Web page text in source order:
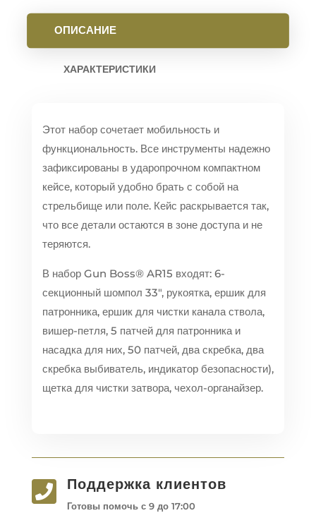
ОПИСАНИЕ
ХАРАКТЕРИСТИКИ
Этот набор сочетает мобильность и
функциональность. Все инструменты надежно
зафиксированы в ударопрочном компактном
кейсе, который удобно брать с собой на
стрельбище или поле. Кейс раскрывается так,
что все детали остаются в зоне доступа и не
теряются.
В набор Gun Boss® AR15 входят: 6-
секционный шомпол 33″, рукоятка, ершик для
патронника, ершик для чистки канала ствола,
вишер-петля, 5 патчей для патронника и
насадка для них, 50 патчей, два скребка, два
скребка выбиватель, индикатор безопасности),
щетка для чистки затвора, чехол-органайзер.
 Поддержка клиентов
Готовы помочь с 9 до 17:00